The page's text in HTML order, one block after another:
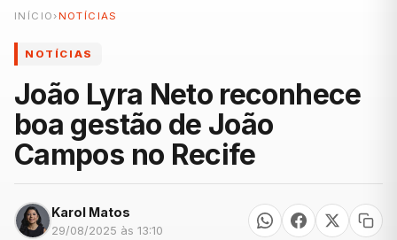
INÍCIO › NOTÍCIAS
NOTÍCIAS
João Lyra Neto reconhece
boa gestão de João
Campos no Recife
Karol Matos
29/08/2025 às 13:10